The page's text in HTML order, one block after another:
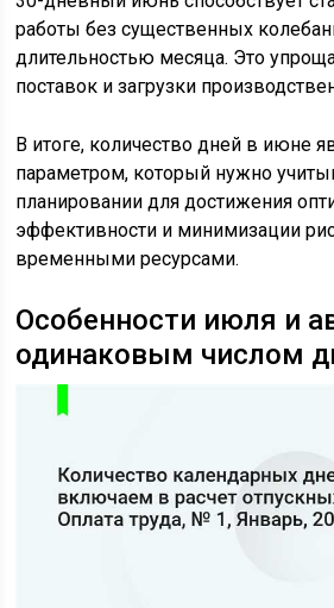
работы без существенных
длительностью месяца. Это
поставок и загрузки
В итоге, количество дней в июне
параметром, который нужно
планировании для достижения
эффективности и минимизации
временными ресурсами.
Особенности июля и
одинаковым числом